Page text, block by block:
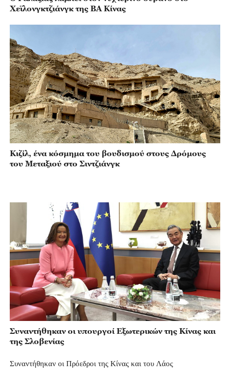
Χεϊλονγκτζιάνγκ της ΒΑ Κίνας
Κιζίλ, ένα κόσμημα του βουδισμού στους Δρόμους
του Μεταξιού στο Σιντζιάνγκ
Συναντήθηκαν οι υπουργοί Εξωτερικών της Κίνας και
της Σλοβενίας
Συναντήθηκαν οι Πρόεδροι της Κίνας και του Λάος